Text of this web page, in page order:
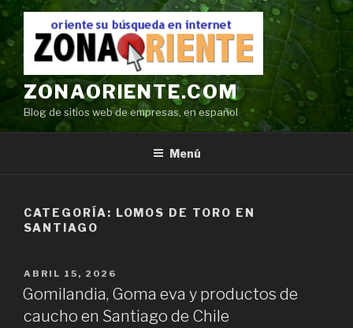
Ir
contenido
ZONAORIENTE.COM
Blog de sitios web de empresas, en español
Menú
CATEGORÍA: LOMOS DE TORO EN
SANTIAGO
POSTED
ON
ABRIL 15, 2026
Gomilandia, Goma eva y productos de
caucho en Santiago de Chile